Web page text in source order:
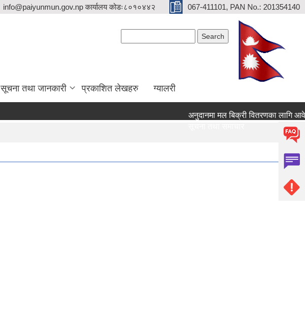
info@paiyunmun.gov.np कार्यालय कोडः८०१०४४२ 067-411101, PAN No.: 201354140
सूचना तथा जानकारी प्रकाशित लेखहरु ग्यालरी
अनुदानमा मल बिक्री वितरणका लागि आवेदन